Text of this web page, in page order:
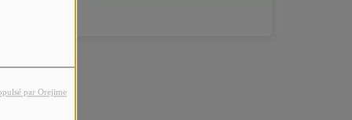
par Orejime